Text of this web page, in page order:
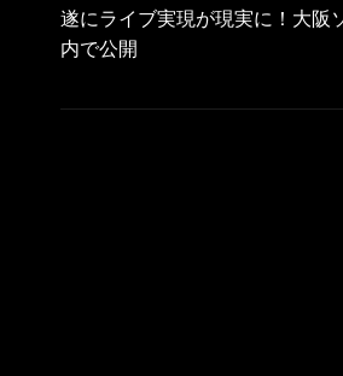
稿
ナ
遂にライブ実現が現実に！大阪
内で公開